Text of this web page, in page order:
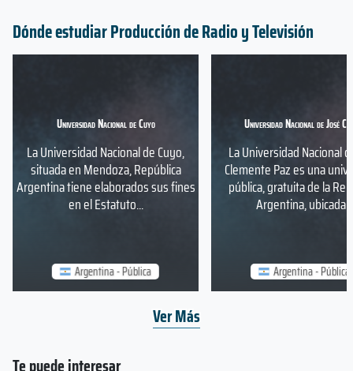
Te puede interesar
Dónde estudiar Producción de Radio y Televisión
Argentina - Pública
Universidad Nacional de Cuyo
La Universidad Nacional de Cuyo,
situada en Mendoza, República
Argentina tiene elaborados sus fines
en el Estatuto...
Argentina - Pública
Universidad Nacional de José C.
La Universidad Nacional
Clemente Paz es una
pública, gratuita de la
Argentina, ubicada...
Ver Más